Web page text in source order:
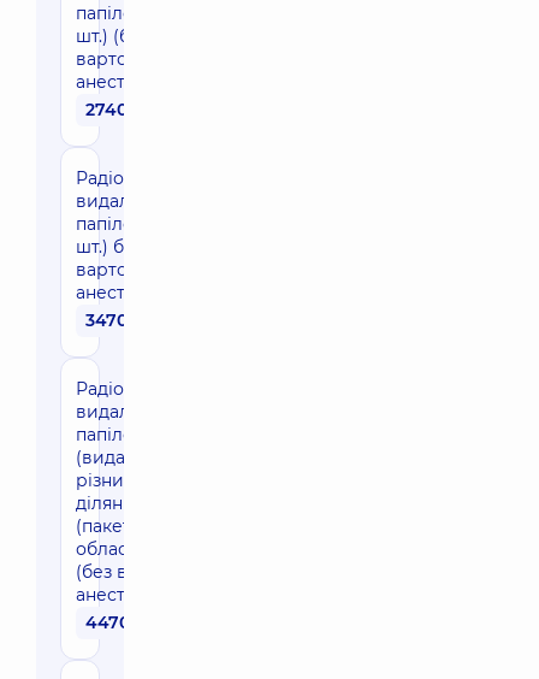
папілом (1-5
шт.) (без
вартості
анестезії)
2740 грн
Радіохвильове
видалення
папілом (5-10
шт.) без
вартості
анестезії
3470 грн
Радіохвильове
видалення
папілом
(видалення в
різних
ділянках тіла
(пакетом)
область повік)
(без вартості
анестезії)
4470 грн